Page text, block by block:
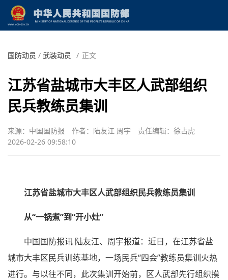
国防动员 / 武装动员 / 正文
江苏省盐城市大丰区人武部组织
民兵教练员集训
来源：中国国防报 作者：陆友江 周宇
责任编辑：徐占虎
2026-02-26 09:58:10
江苏省盐城市大丰区人武部组织民兵教练员集训
从“一锅煮”到“开小灶”
中国国防报讯 陆友江、周宇报道：近日，在江苏省盐
城市大丰区民兵训练基地，一场民兵“四会”教练员集训火热
进行。与以往不同，此次集训开始前，区人武部先行组织摸